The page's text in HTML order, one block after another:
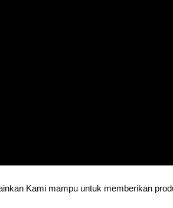
Kami mampu untuk memberikan